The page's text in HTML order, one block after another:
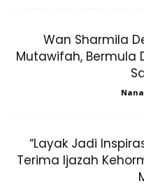
Wan Sharmila
Mutawifah, Bermula
Nana
“Layak Jadi
Terima Ijazah